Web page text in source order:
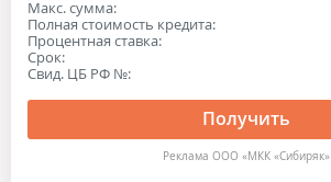
Макс. сумма:
Полная стоимость кредита:
Процентная ставка:
Срок:
Свид. ЦБ РФ №:
Получить
Реклама ООО «МКК «Сибиряк»